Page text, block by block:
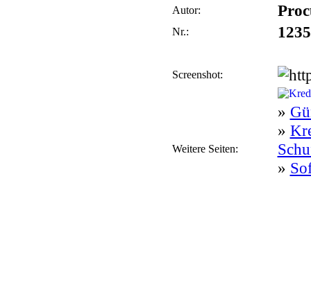
Autor:
Nr.:
Screenshot:
Weitere Seiten:
»
»
»